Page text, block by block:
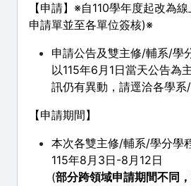
【申請】※自110學年度起改為
申請單並至各單位簽核)※
申請公告及雙主修/輔系/學
以115年6月1日當天公告為
訊仍有異動，請逕洽各學
【申請期間】
本次各雙主修/輔系/學分學
115年8月3日-8月12日
(部分跨領域申請期間不同